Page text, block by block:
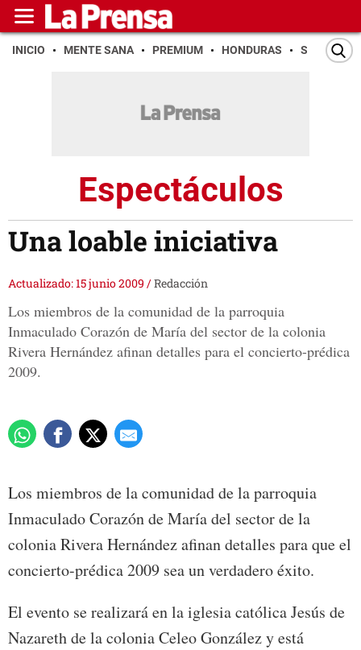
INICIO MENTE SANA PREMIUM HONDURAS SAN PEDRO
Espectáculos
Una loable iniciativa
Actualizado: 15 junio 2009 /Redacción
Los miembros de la comunidad de la parroquia
Inmaculado Corazón de María del sector de la colonia
Rivera Hernández afinan detalles para el concierto-prédica
2009.
Los miembros de la comunidad de la parroquia
Inmaculado Corazón de María del sector de la
colonia Rivera Hernández afinan detalles para que el
concierto-prédica 2009 sea un verdadero éxito.
El evento se realizará en la iglesia católica Jesús de
Nazareth de la colonia Celeo González y está